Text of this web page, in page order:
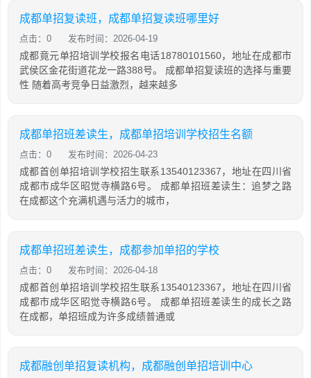
成都单招复读班，成都单招复读班哪里好
点击：0 发布时间：2026-04-19
成都竟元单招培训学校报名电话18780101560，地址在成都市
武侯区金花街道花龙一路388号。 成都单招复读班的选择与重要
性 随着高考竞争日益激烈，越来越多
成都单招班差读生，成都单招培训学校招生名额
点击：0 发布时间：2026-04-23
成都首创单招培训学校招生联系13540123367，地址在四川省
成都市成华区昭觉寺横路6号。 成都单招班差读生：追梦之路
在成都这个充满机遇与活力的城市，
成都单招班差读生，成都参加单招的学校
点击：0 发布时间：2026-04-18
成都首创单招培训学校招生联系13540123367，地址在四川省
成都市成华区昭觉寺横路6号。 成都单招班差读生的成长之路
在成都，单招班成为许多成绩普通或
成都融创单招复读机构，成都融创单招培训中心